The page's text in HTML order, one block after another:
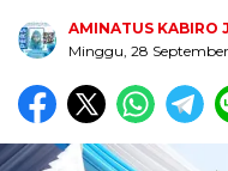
AMINATUS KABIRO
Minggu, 28